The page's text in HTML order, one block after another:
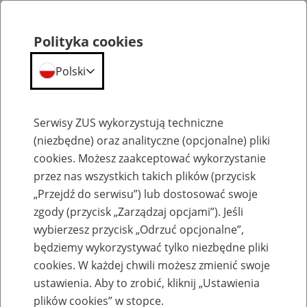
Emerytury
Baza zlikwidowanych lub
przekształconych zakładów pracy
Polityka cookies
Polski
Serwisy ZUS wykorzystują techniczne
(niezbędne) oraz analityczne (opcjonalne) pliki
cookies. Możesz zaakceptować wykorzystanie
przez nas wszystkich takich plików (przycisk
„Przejdź do serwisu”) lub dostosować swoje
zgody (przycisk „Zarządzaj opcjami”). Jeśli
wybierzesz przycisk „Odrzuć opcjonalne”,
będziemy wykorzystywać tylko niezbędne pliki
cookies. W każdej chwili możesz zmienić swoje
ustawienia. Aby to zrobić, kliknij „Ustawienia
plików cookies” w stopce.